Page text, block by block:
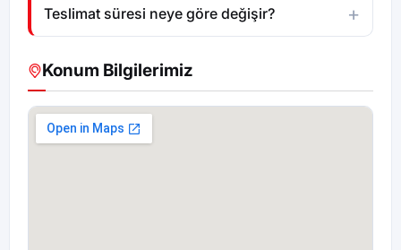
Teslimat süresi neye göre değişir?
Konum Bilgilerimiz